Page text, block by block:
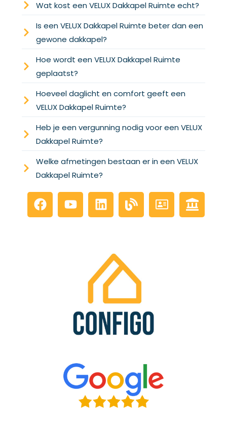
Wat kost een VELUX Dakkapel Ruimte echt?
Is een VELUX Dakkapel Ruimte beter dan een
gewone dakkapel?
Hoe wordt een VELUX Dakkapel Ruimte
geplaatst?
Hoeveel daglicht en comfort geeft een
VELUX Dakkapel Ruimte?
Heb je een vergunning nodig voor een VELUX
Dakkapel Ruimte?
Welke afmetingen bestaan er in een VELUX
Dakkapel Ruimte?